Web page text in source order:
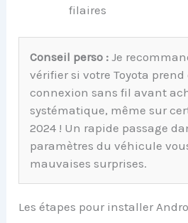
filaires
Conseil perso : Je
vérifier si votre Toyota
connexion sans fil avant
systématique, même sur
2024 ! Un rapide passage
paramètres du véhicule
mauvaises surprises.
Les étapes pour installer